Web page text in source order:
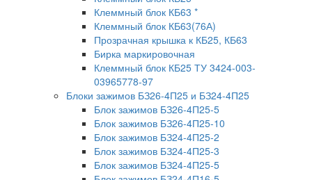
Клеммный блок КБ63 *
Клеммный блок КБ63(76А)
Прозрачная крышка к КБ25, КБ63
Бирка маркировочная
Клеммный блок КБ25 ТУ 3424-003-
03965778-97
Блоки зажимов БЗ26-4П25 и БЗ24-4П25
Блок зажимов БЗ26-4П25-5
Блок зажимов БЗ26-4П25-10
Блок зажимов БЗ24-4П25-2
Блок зажимов БЗ24-4П25-3
Блок зажимов БЗ24-4П25-5